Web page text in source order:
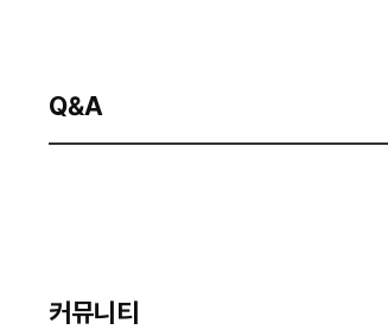
Q&A
커뮤니티